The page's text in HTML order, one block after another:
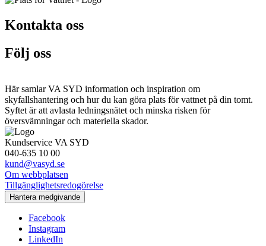
Kontakta oss
Följ oss
Här samlar VA SYD information och inspiration om
skyfallshantering och hur du kan göra plats för vattnet på din tomt.
Syftet är att avlasta ledningsnätet och minska risken för
översvämningar och materiella skador.
Kundservice VA SYD
040-635 10 00
kund@vasyd.se
Om webbplatsen
Tillgänglighetsredogörelse
Hantera medgivande
Facebook
Instagram
LinkedIn